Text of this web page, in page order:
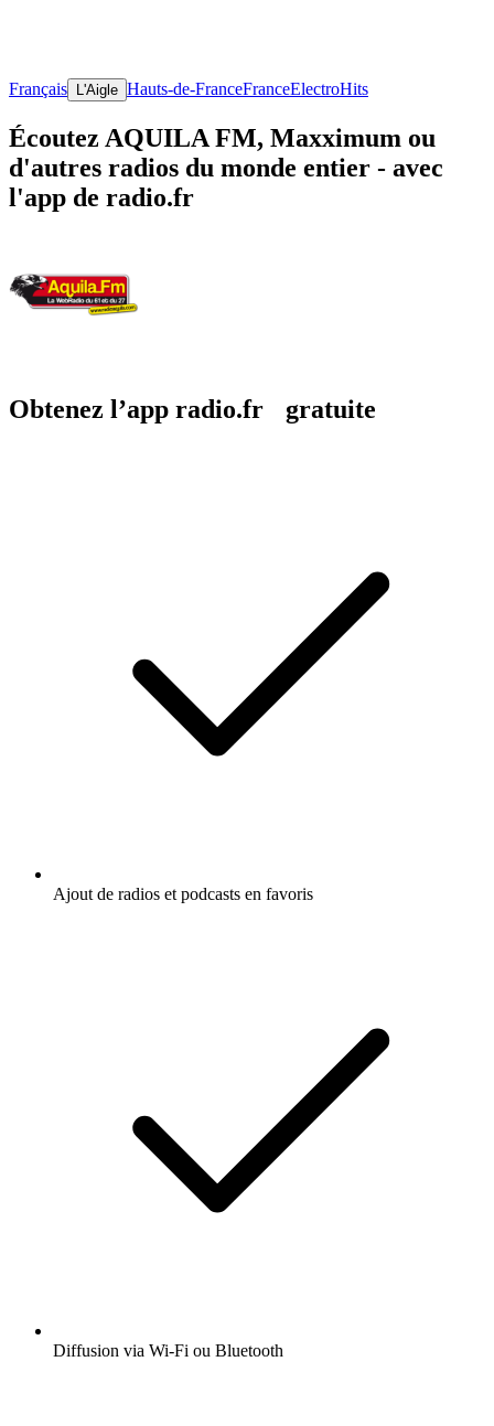
Français L'Aigle Hauts-de-FranceFranceElectroHits
Écoutez AQUILA FM, Maxximum ou
d'autres radios du monde entier - avec
l'app de radio.fr
Obtenez l’app radio.fr gratuite
Ajout de radios et podcasts en favoris
Diffusion via Wi-Fi ou Bluetooth